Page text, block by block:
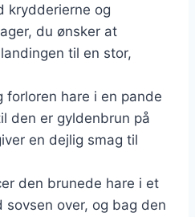
krydderierne og
du ønsker at
til en stor,
forloren hare i en pande
den er gyldenbrun på
en dejlig smag til
den brunede hare i et
over, og bag den